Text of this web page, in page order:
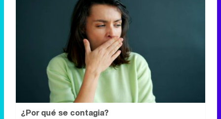
¿Por qué se contagia?